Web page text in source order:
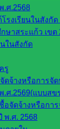
.ศ.2568
โรงเรียนในสังกั
ษาสระแก้ว เขต
นในสังกัด
รู
ดจ้างหรือการจั
ศ.2569(แบบสข
อจัดจ้างหรือกา
พ.ศ. 2568